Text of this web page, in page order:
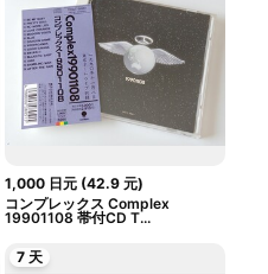
1,000 日元 (42.9 元)
コンプレックス Complex
19901108 帯付CD T...
7 天